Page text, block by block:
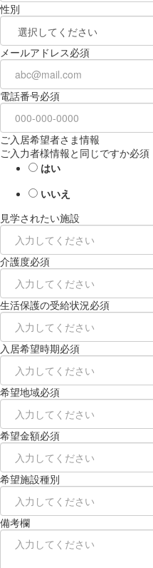
性別
メールアドレス必須
電話番号必須
ご入居希望者さま情報
ご入力者様情報と同じですか必須
はい
いいえ
見学されたい施設
介護度必須
生活保護の受給状況必須
入居希望時期必須
希望地域必須
希望金額必須
希望施設種別
備考欄